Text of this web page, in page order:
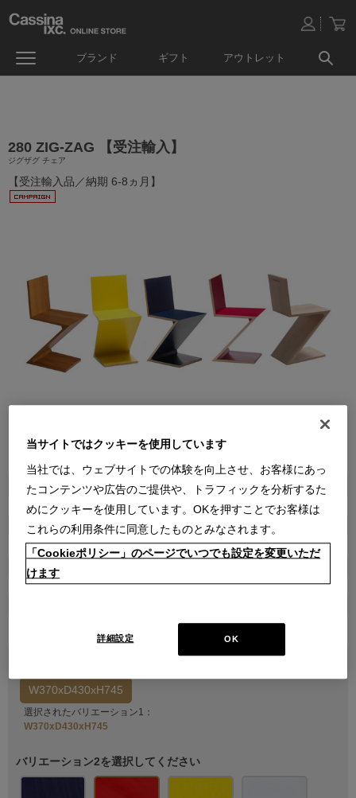
ブランド ギフト アウトレット
280 ZIG-ZAG 【受注輸入】
ジグザグ チェア
【受注輸入品／納期 6-8ヵ月】
商品属性
家具
品番
1CAG0810000030000000
￥524,700(通常価格 ￥583,000)
W370xD430xH745
選択されたバリエーション1：
W370xD430xH745
バリエーション2を選択してください
当サイトではクッキーを使用しています
当社では、ウェブサイトでの体験を向上させ、お客様にあっ
たコンテンツや広告のご提供や、トラフィックを分析するた
めにクッキーを使用しています。OKを押すことでお客様は
これらの利用条件に同意したものとみなされます。
「Cookieポリシー」のページでいつでも設定を変更いただ
けます
OK
詳細設定